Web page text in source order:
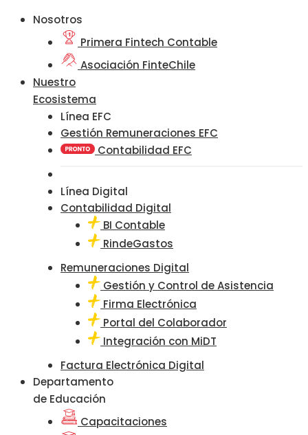
Nosotros
Primera Fintech Contable
Asociación FinteChile
Nuestro
Ecosistema
Línea EFC
Gestión Remuneraciones EFC
Contabilidad EFC
Línea Digital
Contabilidad Digital
BI Contable
RindeGastos
Remuneraciones Digital
Gestión y Control de Asistencia
Firma Electrónica
Portal del Colaborador
Integración con MiDT
Factura Electrónica Digital
Departamento
de Educación
Capacitaciones